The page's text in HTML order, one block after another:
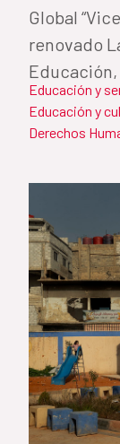
Global
renovado
Educación y
Educación y
Derechos